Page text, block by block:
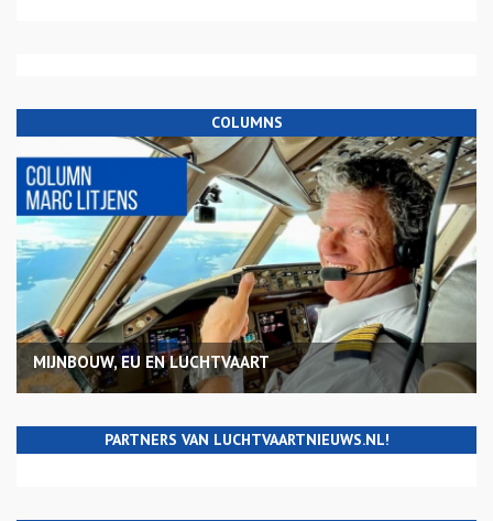
COLUMNS
MIJNBOUW, EU EN LUCHTVAART
PARTNERS VAN LUCHTVAARTNIEUWS.NL!